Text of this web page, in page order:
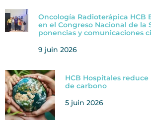
Oncología Radioterápica HCB
en el Congreso Nacional de la
ponencias y comunicaciones
9 juin 2026
HCB Hospitales reduce
de carbono
5 juin 2026